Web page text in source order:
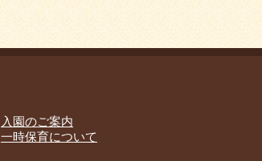
入園のご案内
一時保育について